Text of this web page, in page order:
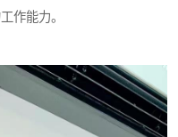
作能力。